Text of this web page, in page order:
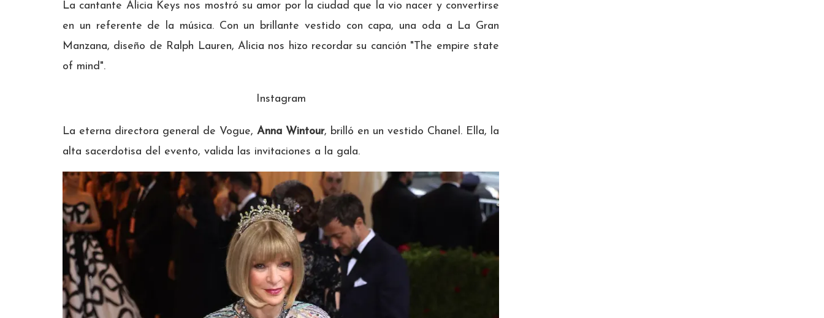
La cantante Alicia Keys nos mostró su amor por la ciudad que la vio nacer y convertirse
en un referente de la música. Con un brillante vestido con capa, una oda a La Gran
Manzana, diseño de Ralph Lauren, Alicia nos hizo recordar su canción "The empire state
of mind".
Instagram
La eterna directora general de Vogue, Anna Wintour, brilló en un vestido Chanel. Ella, la
alta sacerdotisa del evento, valida las invitaciones a la gala.